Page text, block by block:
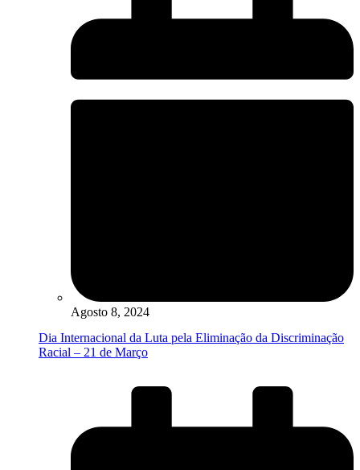
Agosto 8, 2024
Dia Internacional da Luta pela Eliminação da Discriminação
Racial – 21 de Março